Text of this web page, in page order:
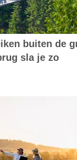
buiten de
sla je zo